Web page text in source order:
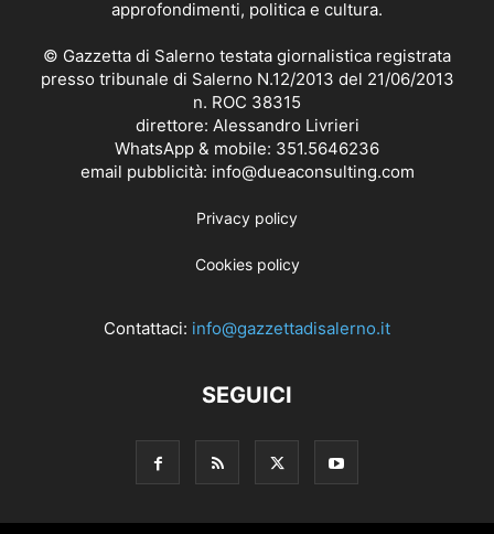
approfondimenti, politica e cultura.
© Gazzetta di Salerno testata giornalistica registrata
presso tribunale di Salerno N.12/2013 del 21/06/2013
n. ROC 38315
direttore: Alessandro Livrieri
WhatsApp & mobile: 351.5646236
email pubblicità: info@dueaconsulting.com
Privacy policy
Cookies policy
Contattaci: info@gazzettadisalerno.it
SEGUICI